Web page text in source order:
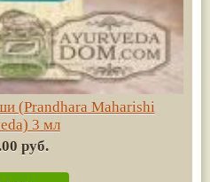
(Prandhara Maharishi
3 мл
руб.